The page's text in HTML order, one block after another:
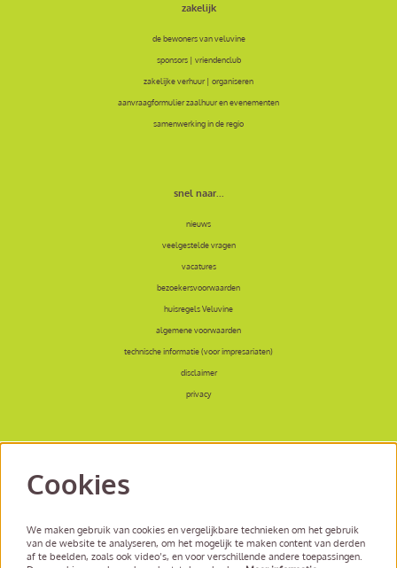
zakelijk
de bewoners van veluvine
sponsors | vriendenclub
zakelijke verhuur | organiseren
aanvraagformulier zaalhuur en evenementen
samenwerking in de regio
snel naar...
nieuws
veelgestelde vragen
vacatures
bezoekersvoorwaarden
huisregels Veluvine
algemene voorwaarden
technische informatie (voor impresariaten)
disclaimer
privacy
Cookies
We maken gebruik van cookies en vergelijkbare technieken om het gebruik
van de website te analyseren, om het mogelijk te maken content van derden
af te beelden, zoals ook video’s, en voor verschillende andere toepassingen.